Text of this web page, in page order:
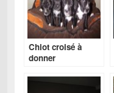
Chiot croisé à
donner